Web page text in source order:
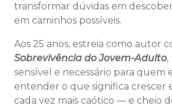
transformar dúvidas em
em caminhos possíveis.
Aos 25 anos, estreia como autor
Sobrevivência do Jovem-Adulto,
sensível e necessário para quem
entender o que significa crescer
cada vez mais caótico — e cheio